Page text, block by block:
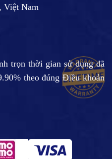
Việt Nam
trọn thời gian sử dụng đã
theo đúngĐiều khoản